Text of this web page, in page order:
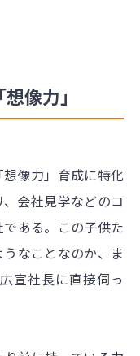
像力」
像力」育成に特化
会社見学などのコ
ある。この子供た
なことなのか、ま
宣社長に直接伺っ